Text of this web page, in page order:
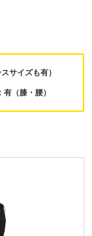
サイズも有）
（膝・腰）